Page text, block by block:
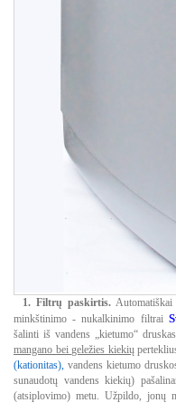
1. Filtrų paskirtis.Automatiškai
minkštinimo - nukalkinimo filtrai
šalinti iš vandens „kietumo“
mangano bei geležies kiekių
(kationitas) vandens kietumo
sunaudotų vandens kiekių)
(atsiplovimo) metu. Užpildo, jonų